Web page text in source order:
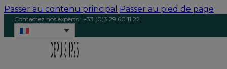
Passer au contenu principal Passer au pied de page
Contactez nos experts : +33 (0)3 29 60 11 22